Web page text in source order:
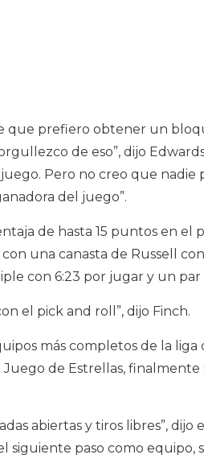
que prefiero obtener un
de eso”, dijo
Pero no creo que
del juego”.
de hasta 15 puntos en
una canasta de Russell
con 6:23 por jugar y un par
el pick and roll”, dijo Finch.
más completos de la
de Estrellas,
abiertas y tiros libres”,
siguiente paso como equipo,